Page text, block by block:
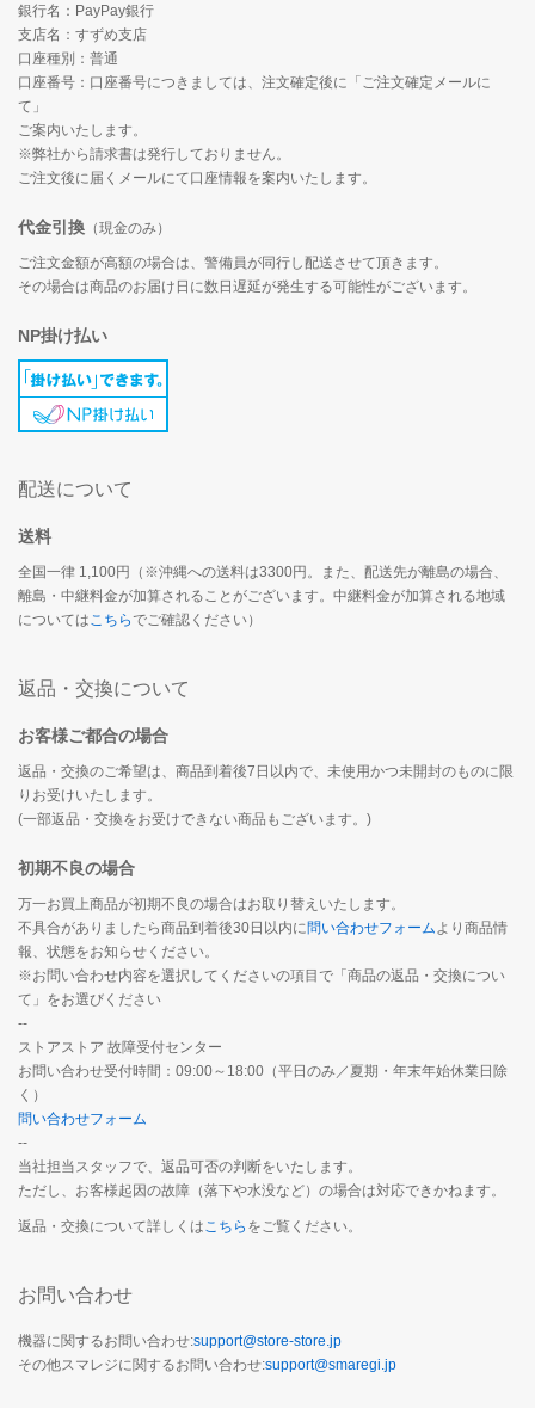
銀行名：PayPay銀行
支店名：すずめ支店
口座種別：普通
口座番号：口座番号につきましては、注文確定後に「ご注文確定メールに
て」
ご案内いたします。
※弊社から請求書は発行しておりません。
ご注文後に届くメールにて口座情報を案内いたします。
代金引換 （現金のみ）
ご注文金額が高額の場合は、警備員が同行し配送させて頂きます。
その場合は商品のお届け日に数日遅延が発生する可能性がございます。
NP掛け払い
配送について
送料
全国一律 1,100円（※沖縄への送料は3300円。また、配送先が離島の場合、
離島・中継料金が加算されることがございます。中継料金が加算される地域
については こちらでご確認ください）
返品・交換について
お客様ご都合の場合
返品・交換のご希望は、商品到着後7日以内で、未使用かつ未開封のものに限
りお受けいたします。
(一部返品・交換をお受けできない商品もございます。)
初期不良の場合
万一お買上商品が初期不良の場合はお取り替えいたします。
不具合がありましたら商品到着後30日以内に問い合わせフォーム より商品情
報、状態をお知らせください。
※お問い合わせ内容を選択してくださいの項目で「商品の返品・交換につい
て」をお選びください
--
ストアストア 故障受付センター
お問い合わせ受付時間：09:00～18:00（平日のみ／夏期・年末年始休業日除
く）
問い合わせフォーム
--
当社担当スタッフで、返品可否の判断をいたします。
ただし、お客様起因の故障（落下や水没など）の場合は対応できかねます。
返品・交換について詳しくは こちら をご覧ください。
お問い合わせ
機器に関するお問い合わせ:support@store-store.jp
その他スマレジに関するお問い合わせ:support@smaregi.jp